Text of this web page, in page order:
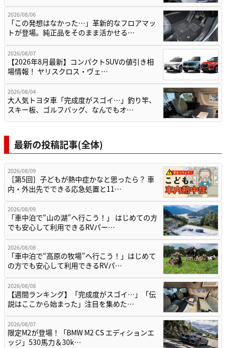
2026/08/06
「この発想はなかった…」革新的なフロアマッ
トが登場。純正品をそのまま活かせる…
2026/08/07
【2026年8月最新】コンパクトSUVの値引き相
場情報！ ヤリスクロス・ヴェ…
2026/08/04
大人気トヨタ車「完成度がスゴイ…」釣り竿、
スキー板、ゴルフバッグ、なんでもオ…
最新の投稿記事(全体)
2026/08/09
［第5回］子どもが熱中症かなと思ったら？ 車
内・外出先でできる応急処置と11…
2026/08/09
「車中泊で“山の湖”へ行こう！」 はじめての方
でも安心して利用できるRVパー…
2026/08/08
「車中泊で“高原の牧場”へ行こう！」はじめて
の方でも安心して利用できるRVパ…
2026/08/08
【週間ランキング】「完成度がスゴイ…」「伝
説はここから始まった」注目を集めた…
2026/08/07
限定M2が登場！「BMW M2 CS エディションエ
ッジ」530馬力＆30k…